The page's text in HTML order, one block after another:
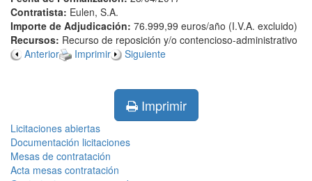
Contratista: Eulen, S.A.
Importe de Adjudicación: 76.999,99 euros/año (I.V.A. excluido)
Recursos: Recurso de reposición y/o contencioso-administrativo
Anterior
Imprimir Siguiente
Imprimir
Licitaciones abiertas
Documentación licitaciones
Mesas de contratación
Acta mesas contratación